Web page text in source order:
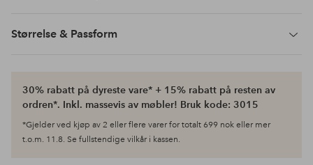
Størrelse & Passform
30% rabatt på dyreste vare* + 15% rabatt på resten av
ordren*. Inkl. massevis av møbler! Bruk kode: 3015
*Gjelder ved kjøp av 2 eller flere varer for totalt 699 nok eller mer
t.o.m. 11.8. Se fullstendige vilkår i kassen.